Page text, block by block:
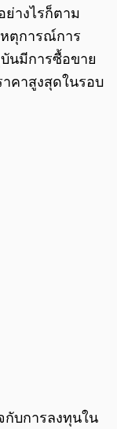
ย่างไรก็ตาม
หตุการณ์การ
นมีการซื้อขาย
คาสูงสุดในรอบ
กับการลงทุนใน